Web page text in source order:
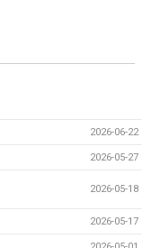
2026-06-22
2026-05-27
2026-05-18
2026-05-17